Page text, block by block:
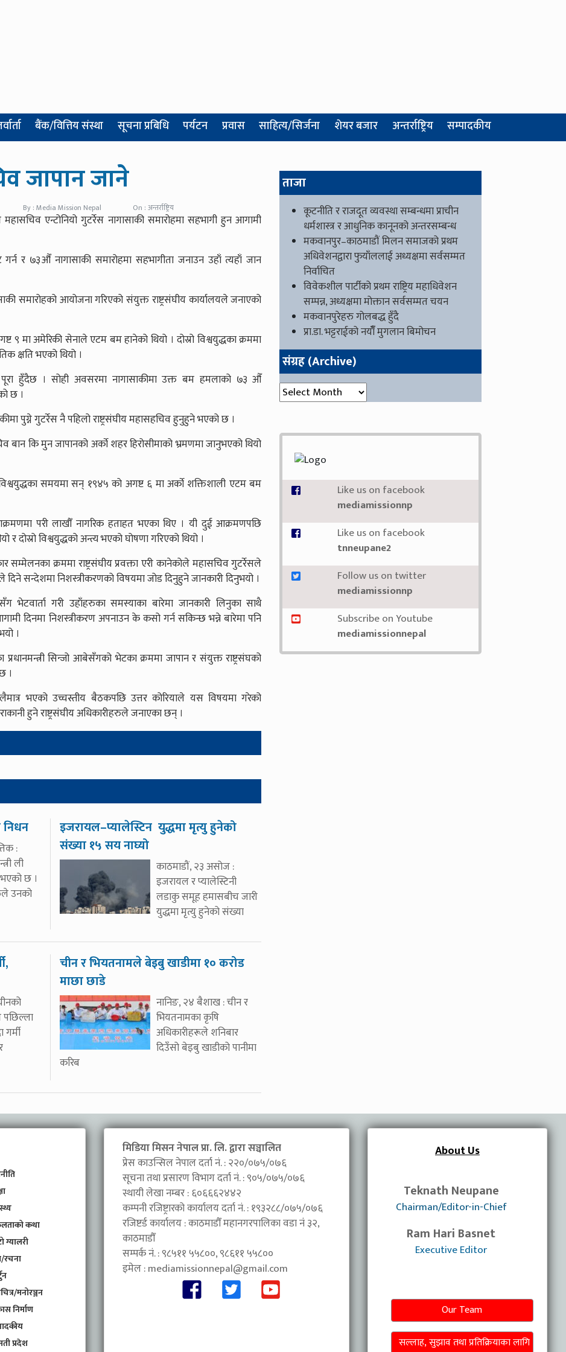
बैंक/वित्तिय संस्था सूचना प्रबिधि पर्यटन प्रवास साहित्य/सिर्जना शेयर बजार अन्तर्राष्ट्रिय सम्पादकीय
जापान जाने
By : Media Mission Nepal On : अन्तर्राष्ट्रिय
एन्टोनियो गुटर्रेस नागासाकी समारोहमा सहभागी हुन आगामी
गर्न र ७३औँ नागासाकी समारोहमा सहभागीता जनाउन उहाँ त्यहाँ जान
समारोहको आयोजना गरिएको संयुक्त राष्ट्रसंघीय कार्यालयले जनाएको
९ मा अमेरिकी सेनाले एटम बम हानेको थियो । दोस्रो विश्वयुद्धका क्रममा
क्षति भएको थियो ।
हुँदैछ । सोही अवसरमा नागासाकीमा उक्त बम हमलाको ७३ औँ
छ ।
पुग्ने गुटर्रेस नै पहिलो राष्ट्रसंघीय महासहचिव हुनुहुने भएको छ ।
बान कि मुन जापानको अर्काे शहर हिरोसीमाको भ्रमणमा जानुभएको थियो
विश्वयुद्धका समयमा सन् १९४५ को अगष्ट ६ मा अर्काे शक्तिशाली एटम बम
परी लाखौँ नागरिक हताहत भएका थिए । यी दुई आक्रमणपछि
दोस्रो विश्वयुद्धको अन्त्य भएको घोषणा गरिएको थियो ।
सम्मेलनका क्रममा राष्ट्रसंघीय प्रवक्ता एरी कानेकोले महासचिव गुटर्रेसले
सन्देशमा निशस्त्रीकरणको विषयमा जोड दिनुहुने जानकारी दिनुभयो ।
भेटवार्ता गरी उहाँहरुका समस्याका बारेमा जानकारी लिनुका साथै
दिनमा निशस्त्रीकरण अपनाउन के कसो गर्न सकिन्छ भन्ने बारेमा पनि
।
सिन्जो आबेसँगको भेटका क्रममा जापान र संयुक्त राष्ट्रसंघको
।
भएको उच्चस्तीय बैठकपछि उत्तर कोरियाले यस विषयमा गरेको
हुने राष्ट्रसंघीय अधिकारीहरुले जनाएका छन् ।
निधन
:
ली
छ ।
उनको
इजरायल–प्यालेस्टिन युद्धमा मृत्यु हुनेको
संख्या १५ सय नाघ्यो
काठमाडौं, २३ असोज :
इजरायल र प्यालेस्टिनी
लडाकु समूह हमासबीच जारी
युद्धमा मृत्यु हुनेको संख्या
पछिल्ला
चीन र भियतनामले बेइबु खाडीमा १० करोड
माछा छाडे
नानिङ, २४ बैशाख : चीन र
भियतनामका कृषि
अधिकारीहरूले शनिबार
दिउँसो बेइबु खाडीको पानीमा
करिब
ताजा
कूटनीति र राजदूत व्यवस्था सम्बन्धमा प्राचीन
धर्मशास्त्र र आधुनिक कानूनको अन्तरसम्बन्ध
मकवानपुर–काठमाडौं मिलन समाजको प्रथम
अधिवेशनद्वारा फुयाँललाई अध्यक्षमा सर्वसम्मत
निर्वाचित
विवेकशील पार्टीको प्रथम राष्ट्रिय महाधिवेशन
सम्पन्न, अध्यक्षमा मोक्तान सर्वसम्मत चयन
मकवानपुरेहरु गोलबद्ध हुँदै
प्रा.डा. भट्टराईको नयाँँ मुगलान बिमोचन
संग्रह (Archive)
संग्रह (Archive)
Like us on facebook
mediamissionnp
Like us on facebook
tnneupane2
Follow us on twitter
mediamissionnp
Subscribe on Youtube
mediamissionnepal
कथा
ग्यालरी
मनोरञ्जन
निर्माण
प्रदेश
मिडिया मिसन नेपाल प्रा. लि. द्वारा सञ्चालित
प्रेस काउन्सिल नेपाल दर्ता नं. : २२०/०७५/०७६
सूचना तथा प्रसारण विभाग दर्ता नं. : ९०५/०७५/०७६
स्थायी लेखा नम्बर : ६०६६६२४४२
कम्पनी रजिष्ट्रारको कार्यालय दर्ता नं. : १९३२८८/०७५/०७६
रजिष्टर्ड कार्यालय : काठमाडौँ महानगरपालिका वडा नंं ३२,
काठमाडौँ
सम्पर्क नं. : ९८५११ ५५८००, ९८६११ ५५८००
इमेल :mediamissionnepal@gmail.com
About Us
Teknath Neupane
Chairman/Editor-in-Chief
Ram Hari Basnet
Executive Editor
Our Team
सल्लाह, सुझाव तथा प्रतिक्रियाका लागि